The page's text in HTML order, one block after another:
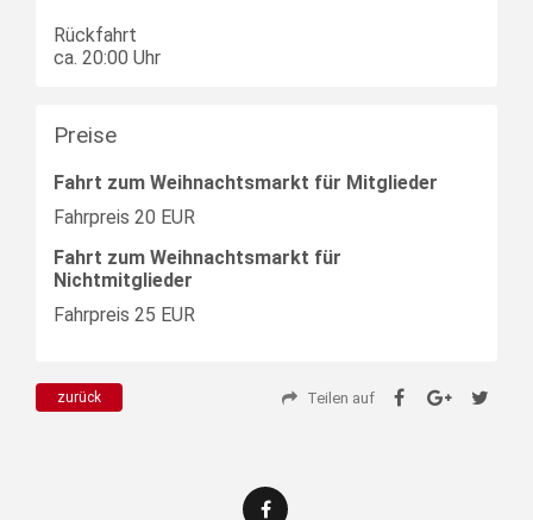
Rückfahrt
ca. 20:00 Uhr
Preise
Fahrt zum Weihnachtsmarkt für Mitglieder
Fahrpreis 20 EUR
Fahrt zum Weihnachtsmarkt für
Nichtmitglieder
Fahrpreis 25 EUR
zurück Teilen auf